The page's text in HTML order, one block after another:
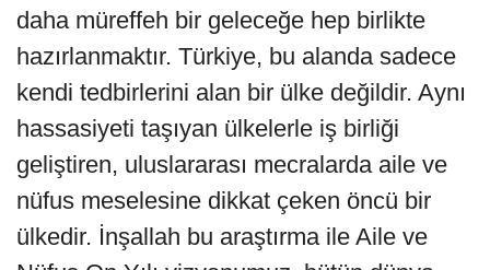
daha müreffeh bir geleceğe hep birlikte
hazırlanmaktır. Türkiye, bu alanda sadece
kendi tedbirlerini alan bir ülke değildir. Aynı
hassasiyeti taşıyan ülkelerle iş birliği
geliştiren, uluslararası mecralarda aile ve
nüfus meselesine dikkat çeken öncü bir
ülkedir. İnşallah bu araştırma ile Aile ve